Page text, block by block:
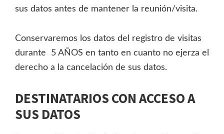
sus datos antes de mantener la reunión/visita.
Conservaremos los datos del registro de visitas
durante 5 AÑOS en tanto en cuanto no ejerza el
derecho a la cancelación de sus datos.
DESTINATARIOS CON ACCESO A
SUS DATOS